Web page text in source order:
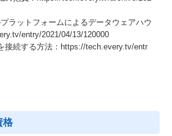
ラットフォームによるデータウェアハウ
entry/2021/04/13/120000
接続する方法：https://tech.every.tv/entr
格